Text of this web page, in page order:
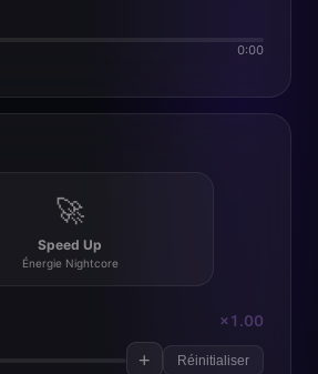
0:00
🚀
Speed Up
Énergie Nightcore
×1.00
+ Réinitialiser